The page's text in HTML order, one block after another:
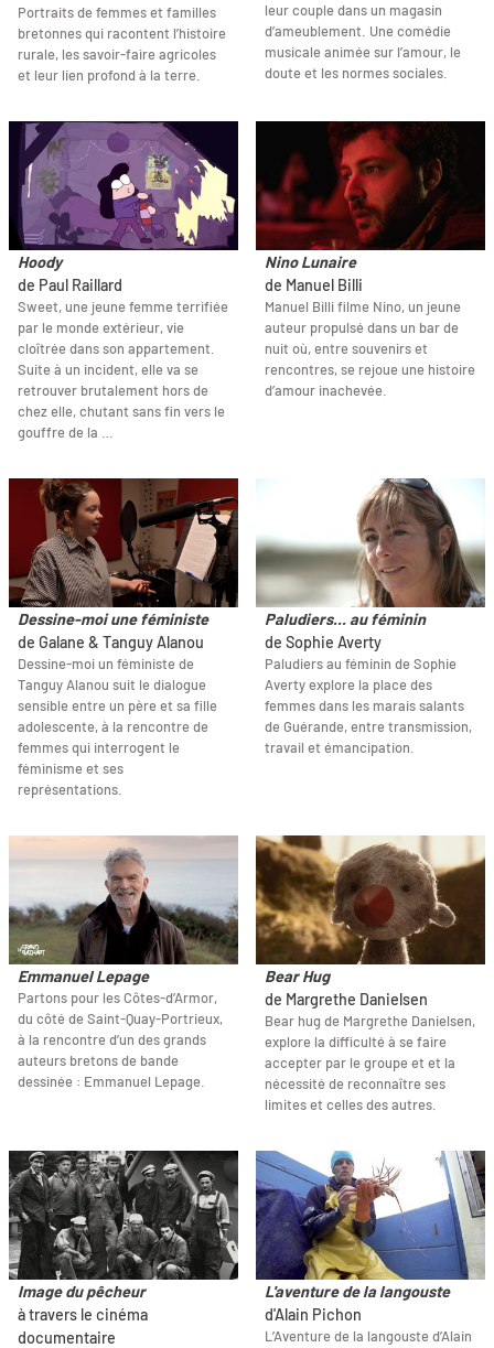
Portraits de femmes et familles
bretonnes qui racontent l’histoire
rurale, les savoir-faire agricoles
et leur lien profond à la terre.
leur couple dans un magasin
d’ameublement. Une comédie
musicale animée sur l’amour, le
doute et les normes sociales.
Hoody
de Paul Raillard
Sweet, une jeune femme terrifiée
par le monde extérieur, vie
cloîtrée dans son appartement.
Suite à un incident, elle va se
retrouver brutalement hors de
chez elle, chutant sans fin vers le
gouffre de la …
Nino Lunaire
de Manuel Billi
Manuel Billi filme Nino, un jeune
auteur propulsé dans un bar de
nuit où, entre souvenirs et
rencontres, se rejoue une histoire
d’amour inachevée.
Dessine-moi une féministe
de Galane & Tanguy Alanou
Dessine-moi un féministe de
Tanguy Alanou suit le dialogue
sensible entre un père et sa fille
adolescente, à la rencontre de
femmes qui interrogent le
féminisme et ses
représentations.
Paludiers... au féminin
de Sophie Averty
Paludiers au féminin de Sophie
Averty explore la place des
femmes dans les marais salants
de Guérande, entre transmission,
travail et émancipation.
Emmanuel Lepage
Partons pour les Côtes-d’Armor,
du côté de Saint-Quay-Portrieux,
à la rencontre d’un des grands
auteurs bretons de bande
dessinée : Emmanuel Lepage.
Bear Hug
de Margrethe Danielsen
Bear hug de Margrethe Danielsen,
explore la difficulté à se faire
accepter par le groupe et et la
nécessité de reconnaître ses
limites et celles des autres.
Image du pêcheur
à travers le cinéma
documentaire
L'aventure de la langouste
d'Alain Pichon
L’Aventure de la langouste d’Alain